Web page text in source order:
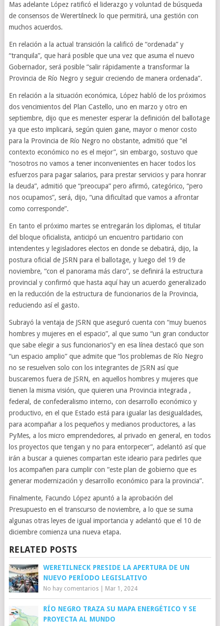
Mas adelante López ratificó el liderazgo y voluntad de búsqueda
de consensos de Werertilneck lo que permitirá, una gestión con
muchos acuerdos.
En relación a la actual transición la calificó de “ordenada” y
“tranquila”, que hará posible que una vez que asuma el nuevo
Gobernador, será posible “salir rápidamente a transformar la
Provincia de Río Negro y seguir creciendo de manera ordenada”.
En relación a la situación económica, López habló de los próximos
dos vencimientos del Plan Castello, uno en marzo y otro en
septiembre, dijo que es menester esperar la definición del ballotage
ya que esto implicará, según quien gane, mayor o menor costo
para la Provincia de Río Negro no obstante, admitió que “el
contexto económico no es el mejor”, sin embargo, sostuvo que
“nosotros no vamos a tener inconvenientes en hacer todos los
esfuerzos para pagar salarios, para prestar servicios y para honrar
la deuda”, admitió que “preocupa” pero afirmó, categórico, “pero
nos ocupamos”, será, dijo, “una dificultad que vamos a afrontar
como corresponde”.
En tanto el próximo martes se entregarán los diplomas, el titular
del bloque oficialista, anticipó un encuentro partidario con
intendentes y legisladores electos en donde se debatirá, dijo, la
postura oficial de JSRN para el ballotage, y luego del 19 de
noviembre, “con el panorama más claro”, se definirá la estructura
provincial y confirmó que hasta aquí hay un acuerdo generalizado
en la reducción de la estructura de funcionarios de la Provincia,
reduciendo así el gasto.
Subrayó la ventaja de JSRN que aseguró cuenta con “muy buenos
hombres y mujeres en el espacio”, al que sumo “un gran conductor
que sabe elegir a sus funcionarios”y en esa línea destacó que son
“un espacio amplio” que admite que “los problemas de Río Negro
no se resuelven solo con los integrantes de JSRN así que
buscaremos fuera de JSRN, en aquellos hombres y mujeres que
tienen la misma visión, que quieren una Provincia integrada ,
federal, de confederalismo interno, con desarrollo económico y
productivo, en el que Estado está para igualar las desigualdades,
para acompañar a los pequeños y medianos productores, a las
PyMes, a los micro emprendedores, al privado en general, en todos
los proyectos que tengan y no para entorpecer”, adelantó así que
irán a buscar a quienes compartan este ideario para pedirles que
los acompañen para cumplir con “este plan de gobierno que es
generar modernización y desarrollo económico para la provincia”.
Finalmente, Facundo López apuntó a la aprobación del
Presupuesto en el transcurso de noviembre, a lo que se suma
algunas otras leyes de igual importancia y adelantó que el 10 de
diciembre comienza una nueva etapa.
RELATED POSTS
WERETILNECK PRESIDE LA APERTURA DE UN
NUEVO PERÍODO LEGISLATIVO
No hay comentarios| Mar 1, 2024
RÍO NEGRO TRAZA SU MAPA ENERGÉTICO Y SE
PROYECTA AL MUNDO